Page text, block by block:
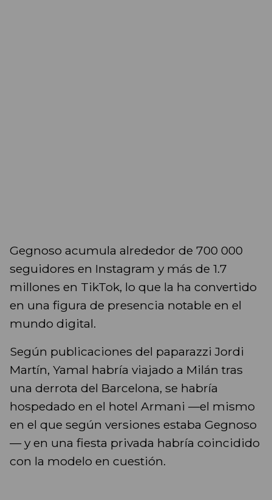
Gegnoso acumula alrededor de 700 000
seguidores en Instagram y más de 1.7
millones en TikTok, lo que la ha convertido
en una figura de presencia notable en el
mundo digital.
Según publicaciones del paparazzi Jordi
Martín, Yamal habría viajado a Milán tras
una derrota del Barcelona, se habría
hospedado en el hotel Armani —el mismo
en el que según versiones estaba Gegnoso
— y en una fiesta privada habría coincidido
con la modelo en cuestión.